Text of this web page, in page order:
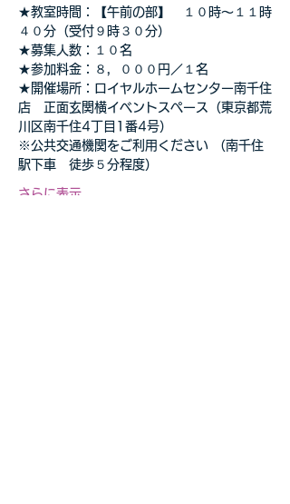
★教室時間：【午前の部】　１０時～１１時
４０分（受付９時３０分）
★募集人数：１０名
★参加料金：８，０００円／１名
★開催場所：ロイヤルホームセンター南千住
店　正面玄関横イベントスペース（東京都荒
川区南千住4丁目1番4号）
※公共交通機関をご利用ください （南千住
駅下車　徒歩５分程度）
さらに表示